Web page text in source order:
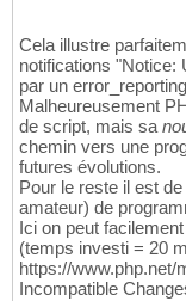
Cela illustre
notifications "Notice:
par un
Malheureusement
de script, mais sa
chemin vers une
futures évolutions.
Pour le reste il est
amateur) de
Ici on peut
(temps investi = 20
https://www.php.net/
Incompatible